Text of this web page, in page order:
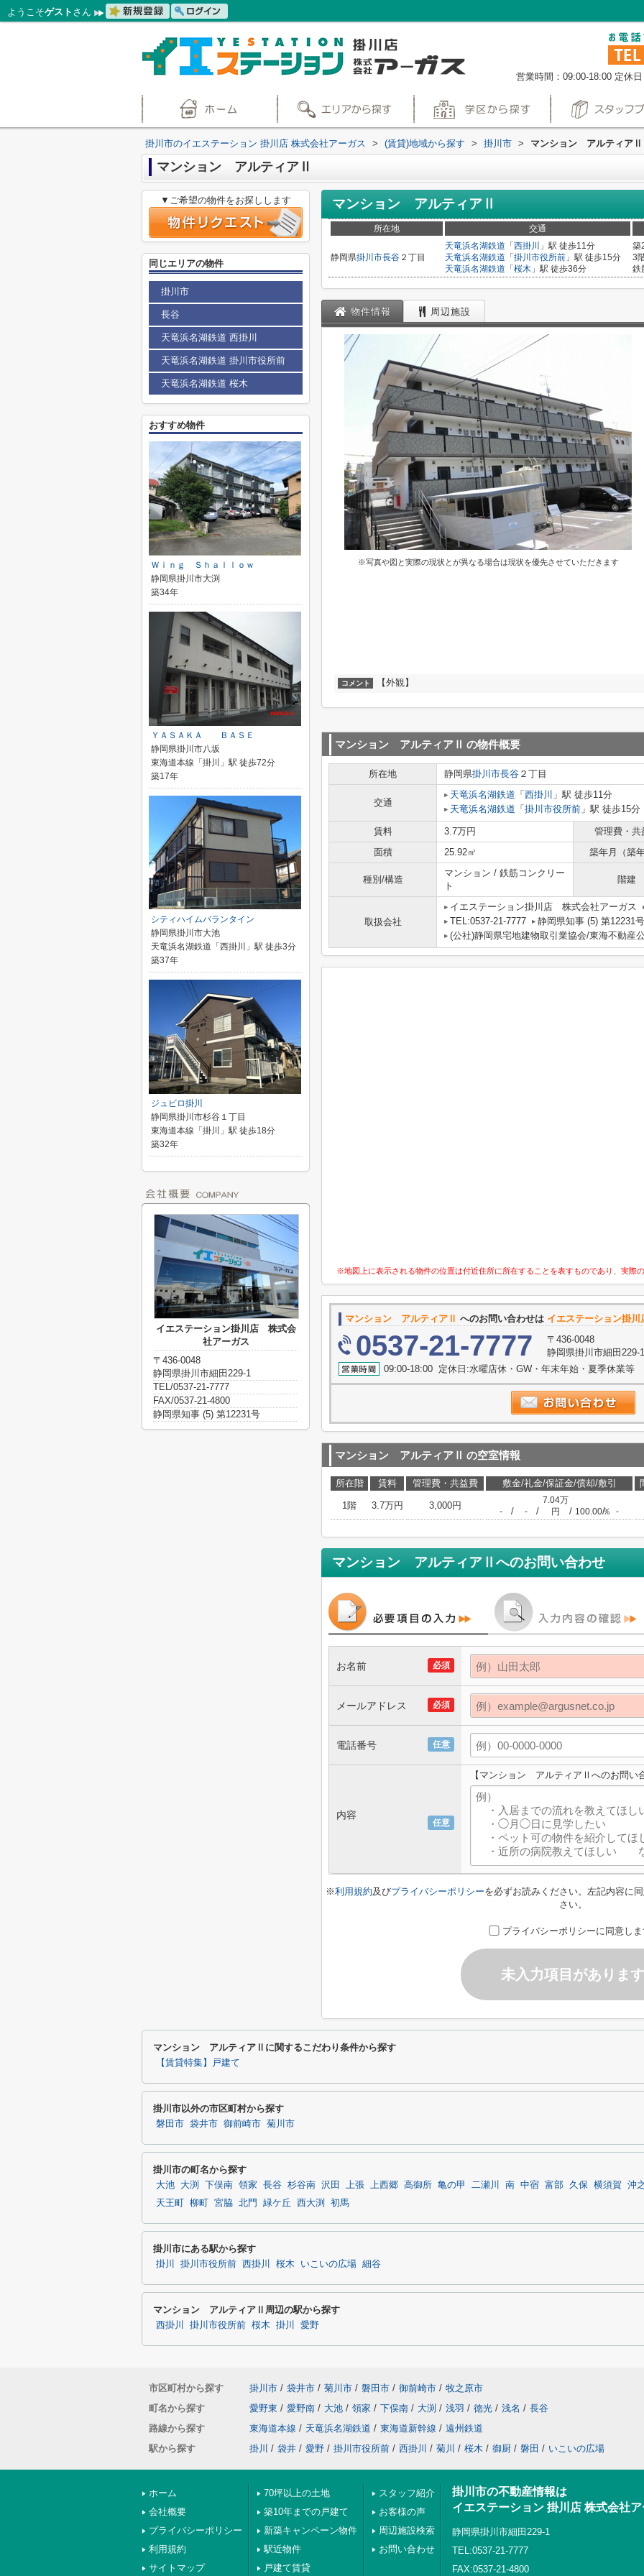
ようこそゲスト さん
営業時間：09:00-18:00 定休
掛川市のイエステーション 掛川店 株式会社アーガス > (賃貸)地域から探す > 掛川市 > マンション アルティアⅡ
マンション アルティアⅡ
マンション アルティアⅡ
所在地 交通
静岡県掛川市長谷 ２丁目
天竜浜名湖鉄道 「 西掛川
」駅 徒歩11分
天竜浜名湖鉄道 「 掛川市役所前 」駅 徒歩15分
天竜浜名湖鉄道 「 桜木 」駅 徒歩36分
築
3
鉄
物件情報 周辺施設
※写真や図と実際の現状とが異なる場合は現状を優先させていただきます
コメント 【外観】
マンション アルティアⅡ の物件概要
所在地 静岡県掛川市長谷 ２丁目
交通
天竜浜名湖鉄道 「 西掛川 」駅 徒歩11分
天竜浜名湖鉄道 「 掛川市役所前 」駅 徒歩15分
賃料 3.7万円
管理費・共
面積
25.92㎡ 築年月（築
種別/構造
マンション / 鉄筋コンクリー
ト
階建
取扱会社
イエステーション掛川店 株式会社アーガス
TEL:0537-21-7777
静岡県知事 (5) 第12231号
(公社)静岡県宅地建物取引業協会/東海不動産
※地図上に表示される物件の位置は付近住所に所在することを表すものであり、実際
マンション アルティアⅡ へのお問い合わせは イエステーション掛
0537-21-7777
〒436-0048
静岡県掛川市細田229-
09:00-18:00 定休日:水曜店休・GW・年末年始・夏季休業等
マンション アルティアⅡ の空室情報
所在階 賃料 管理費・共益費 敷金/礼金/保証金/償却/敷引
1階 3.7万円 3,000円
- / - /
7.04万
円
/ 100.00％
/ -
マンション アルティアⅡ へのお問い合わせ
必須
お名前
必須
メールアドレス
任意
電話番号
任意
内容
【マンション アルティアⅡへのお問い
※利用規約及びプライバシーポリシーを必ずお読みください。左記内容に
さい。
プライバシーポリシーに同意し
未入力項目があります
▼ご希望の物件をお探しします
同じエリアの物件
掛川市
長谷
天竜浜名湖鉄道 西掛川
天竜浜名湖鉄道 掛川市役所前
天竜浜名湖鉄道 桜木
おすすめ物件
Ｗｉｎｇ Ｓｈａｌｌｏｗ
静岡県掛川市大渕
築34年
ＹＡＳＡＫＡ ＢＡＳＥ
静岡県掛川市八坂
東海道本線「掛川」駅 徒歩72分
築17年
シティハイムバランタイン
静岡県掛川市大池
天竜浜名湖鉄道「西掛川」駅 徒歩3分
築37年
ジュビロ掛川
静岡県掛川市杉谷１丁目
東海道本線「掛川」駅 徒歩18分
築32年
イエステーション掛川店 株式会
社アーガス
〒436-0048
静岡県掛川市細田229-1
TEL/0537-21-7777
FAX/0537-21-4800
静岡県知事 (5) 第12231号
マンション アルティアⅡに関するこだわり条件から探す
【賃貸特集】戸建て
掛川市以外の市区町村から探す
磐田市 袋井市 御前崎市 菊川市
掛川市の町名から探す
大池 大渕 下俣南 領家 長谷 杉谷南 沢田 上張 上西郷 高御所 亀の甲 二瀬川 南 中宿 富部 久保 横須賀 沖
天王町
柳町 宮脇 北門 緑ケ丘 西大渕 初馬
掛川市にある駅から探す
掛川 掛川市役所前 西掛川 桜木 いこいの広場 細谷
マンション アルティアⅡ周辺の駅から探す
西掛川 掛川市役所前 桜木 掛川 愛野
市区町村から探す 掛川市 / 袋井市 / 菊川市 / 磐田市 / 御前崎市 / 牧之原市
町名から探す
愛野東 / 愛野南 / 大池 / 領家 / 下俣南 / 大渕 / 浅羽 / 徳光 / 浅名 / 長谷
路線から探す
東海道本線 / 天竜浜名湖鉄道 / 東海道新幹線 / 遠州鉄道
駅から探す
掛川 / 袋井 / 愛野 / 掛川市役所前 / 西掛川 / 菊川 / 桜木 / 御厨 / 磐田 / いこいの広場
ホーム
会社概要
プライバシーポリシー
利用規約
サイトマップ
70坪以上の土地
築10年までの戸建て
新築キャンペーン物件
駅近物件
戸建て賃貸
スタッフ紹介
お客様の声
周辺施設検索
お問い合わせ
掛川市の不動産情報は
イエステーション 掛川店 株式会社
静岡県掛川市細田229-1
TEL:0537-21-7777
FAX:0537-21-4800